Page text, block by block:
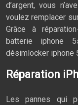
d’argent, vous
voulez remplacer
Grâce à
batterie iphone
désimlocker iphone
Réparation
Les pannes qui